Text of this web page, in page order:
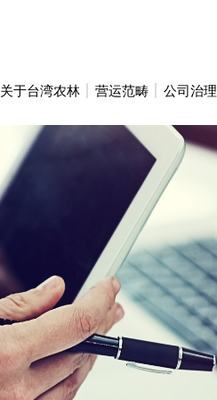
关于台湾农林 营运范畴 公司治理